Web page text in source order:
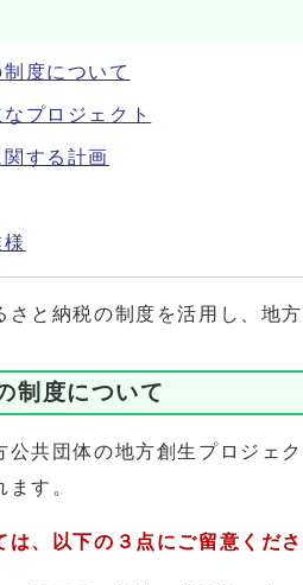
度について
プロジェクト
する計画
さと納税の制度を活用し、地
制度について
共団体の地方創生プロジェ
す。
、以下の３点にご留意くださ